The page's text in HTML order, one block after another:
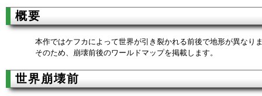
概要
本作ではケフカによって世界が引き裂かれる前後で地形が異なり
そのため、崩壊前後のワールドマップを掲載します。
世界崩壊前